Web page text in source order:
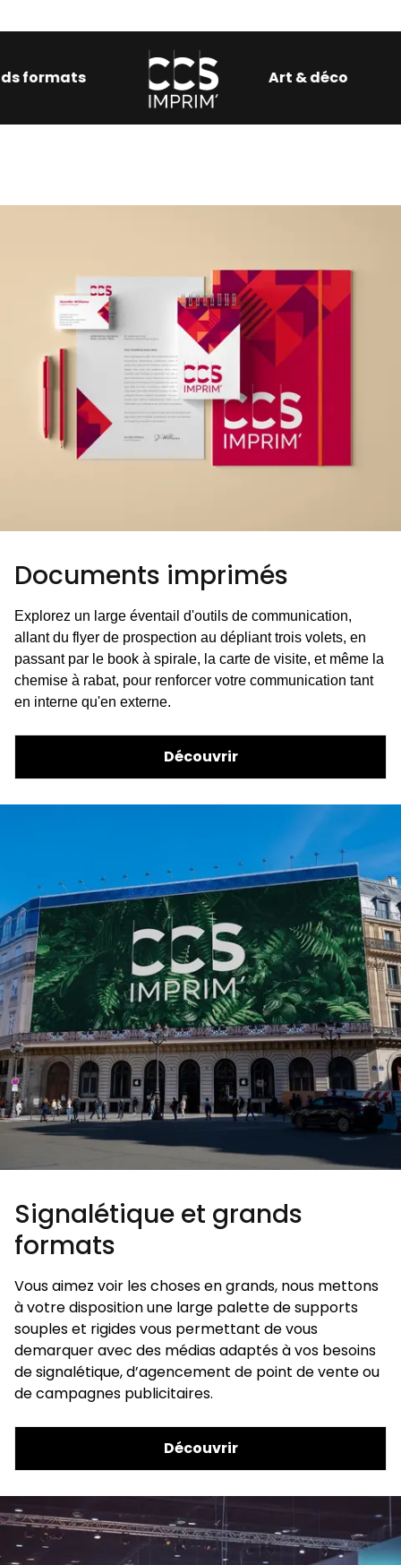
et grands formats
Documents imprimés
Explorez un large éventail d'outils de communication,
allant du flyer de prospection au dépliant trois volets, en
passant par le book à spirale, la carte de visite, et même la
chemise à rabat, pour renforcer votre communication tant
en interne qu'en externe.
Découvrir
Signalétique et grands
formats
Vous aimez voir les choses en grands, nous mettons
à votre disposition une large palette de supports
souples et rigides vous permettant de vous
demarquer avec des médias adaptés à vos besoins
de signalétique, d’agencement de point de vente ou
de campagnes publicitaires.
Découvrir